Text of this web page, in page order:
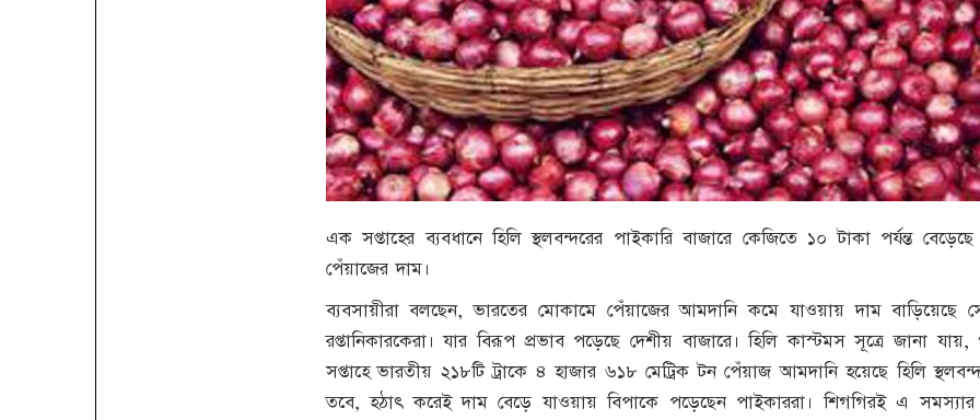
এক সপ্তাহের ব্যবধানে হিলি স্থলবন্দরের পাইকারি বাজারে কেজিতে ১০ টাকা পর্যন্ত
পেঁয়াজের দাম।
ব্যবসায়ীরা বলছেন, ভারতের মোকামে পেঁয়াজের আমদানি কমে যাওয়ায় দাম বাড়িয়েছে
রপ্তানিকারকেরা। যার বিরূপ প্রভাব পড়েছে দেশীয় বাজারে। হিলি কাস্টমস সূত্রে জানা
সপ্তাহে ভারতীয় ২১৮টি ট্রাকে ৪ হাজার ৬১৮ মেট্রিক টন পেঁয়াজ আমদানি হয়েছে হিলি
তবে, হঠাৎ করেই দাম বেড়ে যাওয়ায় বিপাকে পড়েছেন পাইকাররা। শিগগিরই এ সমস্যার